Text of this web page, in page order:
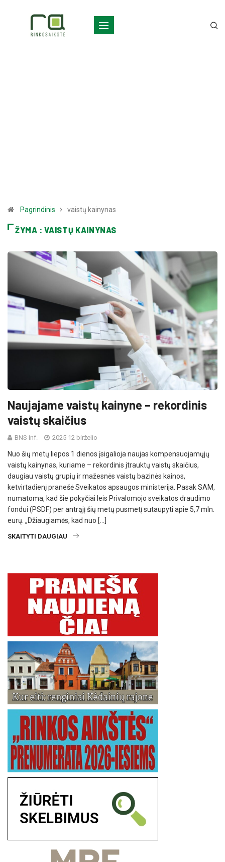
Pagrindinis vaistų kainynas
ŽYMA : VAISTŲ KAINYNAS
Naujajame vaistų kainyne – rekordinis
vaistų skaičius
BNS inf. 2025 12 birželio
Nuo šių metų liepos 1 dienos įsigalioja naujas kompensuojamųjų
vaistų kainynas, kuriame – rekordinis įtrauktų vaistų skaičius,
daugiau vaistų grupių ir mažesnės vaistų bazinės kainos,
ketvirtadienį pranešė Sveikatos apsaugos ministerija. Pasak SAM,
numatoma, kad šie pokyčiai leis Privalomojo sveikatos draudimo
fondui (PSDF) per antrąjį šių metų pusmetį sutaupyti apie 5,7 mln.
eurų. „Džiaugiamės, kad nuo […]
SKAITYTI DAUGIAU